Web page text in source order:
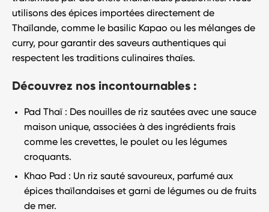
utilisons des épices importées directement de
Thaïlande, comme le basilic Kapao ou les mélanges de
curry, pour garantir des saveurs authentiques qui
respectent les traditions culinaires thaïes.
Découvrez nos incontournables :
Pad Thaï : Des nouilles de riz sautées avec une sauce
maison unique, associées à des ingrédients frais
comme les crevettes, le poulet ou les légumes
croquants.
Khao Pad : Un riz sauté savoureux, parfumé aux
épices thaïlandaises et garni de légumes ou de fruits
de mer.